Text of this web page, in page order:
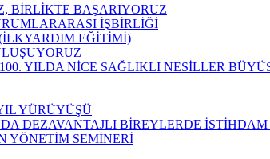
BİRLİKTE BAŞARIYORUZ
İŞBİRLİĞİ
EĞİTİMİ)
YILDA NİCE SAĞLIKLI NESİLLER
YÜRÜYÜŞÜ
DEZAVANTAJLI BİREYLERDE İSTİHDAM
YÖNETİM SEMİNERİ